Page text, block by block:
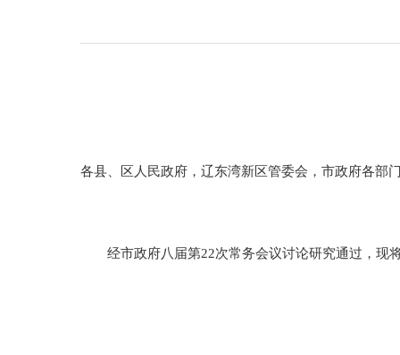
各县、区人民政府，辽东湾新区管委会，市政府各部
经市政府八届第22次常务会议讨论研究通过，现